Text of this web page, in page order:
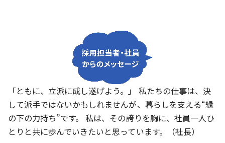
「ともに、立派に成し遂げよう。」 私たちの仕事は、決
して派手ではないかもしれませんが、暮らしを支える“縁
の下の力持ち”です。 私は、その誇りを胸に、社員一人ひ
とりと共に歩んでいきたいと思っています。（社長）